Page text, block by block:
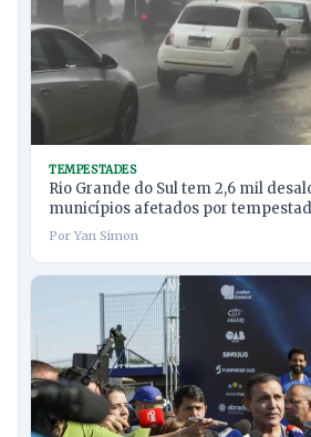
TEMPESTADES
Rio Grande do Sul tem 2,6 mil
municípios afetados por
Por Yan Simon